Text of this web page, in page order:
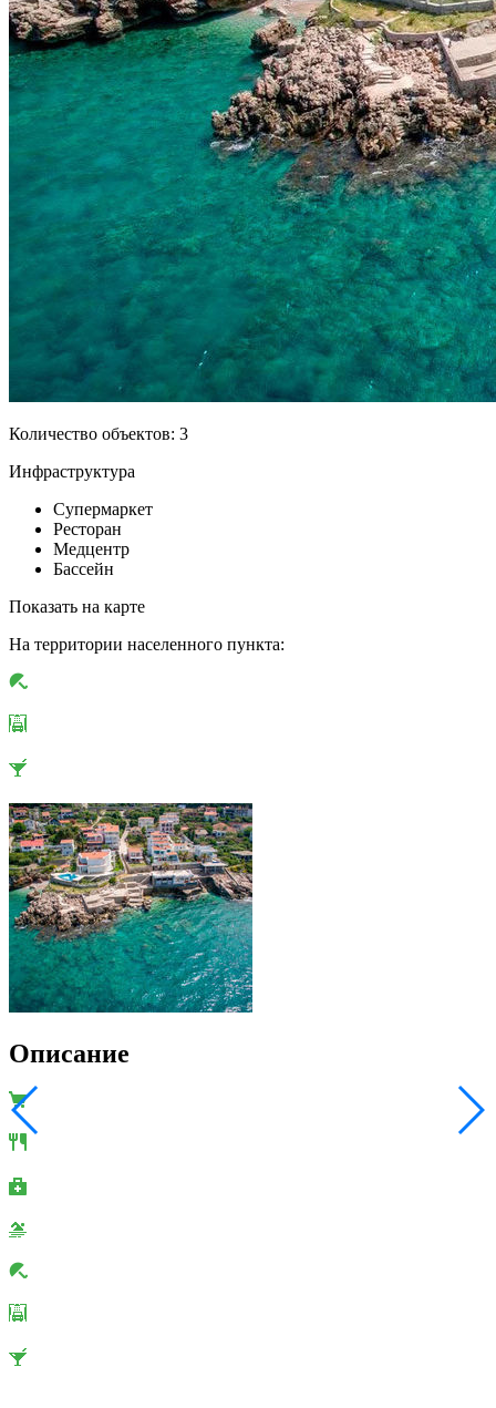
Количество объектов: 3
Инфраструктура
Супермаркет
Ресторан
Медцентр
Бассейн
Показать на карте
На территории населенного пункта:
Описание